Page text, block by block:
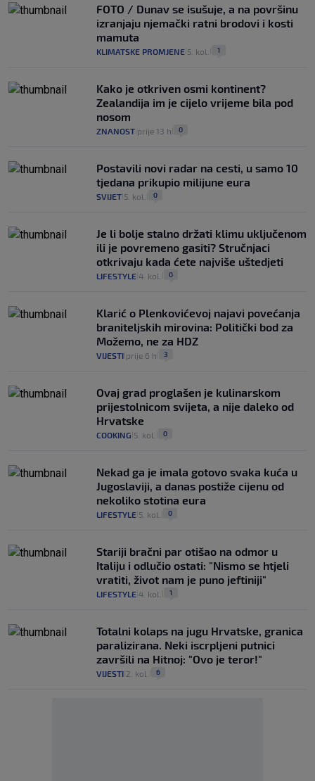
FOTO / Dunav se isušuje, a na površinu
izranjaju njemački ratni brodovi i kosti
mamuta
KLIMATSKE PROMJENE 5. kol. 1
Kako je otkriven osmi kontinent?
Zealandija im je cijelo vrijeme bila pod
nosom
ZNANOST prije 13 h 0
Postavili novi radar na cesti, u samo 10
tjedana prikupio milijune eura
SVIJET 5. kol. 0
Je li bolje stalno držati klimu uključenom
ili je povremeno gasiti? Stručnjaci
otkrivaju kada ćete najviše uštedjeti
LIFESTYLE 4. kol. 0
Klarić o Plenkovićevoj najavi povećanja
braniteljskih mirovina: Politički bod za
Možemo, ne za HDZ
VIJESTI prije 6 h 3
Ovaj grad proglašen je kulinarskom
prijestolnicom svijeta, a nije daleko od
Hrvatske
COOKING 5. kol. 0
Nekad ga je imala gotovo svaka kuća u
Jugoslaviji, a danas postiže cijenu od
nekoliko stotina eura
LIFESTYLE 5. kol. 0
Stariji bračni par otišao na odmor u
Italiju i odlučio ostati: "Nismo se htjeli
vratiti, život nam je puno jeftiniji"
LIFESTYLE 4. kol. 1
Totalni kolaps na jugu Hrvatske, granica
paralizirana. Neki iscrpljeni putnici
završili na Hitnoj: "Ovo je teror!"
VIJESTI 2. kol. 6